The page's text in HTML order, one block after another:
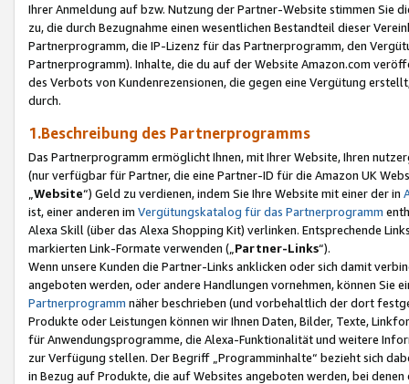
Ihrer Anmeldung auf bzw. Nutzung der Partner-Website stimmen Sie
zu, die durch Bezugnahme einen wesentlichen Bestandteil dieser
Partnerprogramm, die IP-Lizenz für das Partnerprogramm, den
Partnerprogramm). Inhalte, die du auf der Website Amazon.com
des Verbots von Kundenrezensionen, die gegen eine Vergütung
durch.
1.Beschreibung des Partnerprogramms
Das Partnerprogramm ermöglicht Ihnen, mit Ihrer Website, Ihren
(nur verfügbar für Partner, die eine Partner-ID für die Amazon UK
Website“) Geld zu verdienen, indem Sie Ihre Website mit einer der in
ist, einer anderen im Vergütungskatalog für das Partnerprogramm
Alexa Skill (über das Alexa Shopping Kit) verlinken. Entsprechende
markierten Link-Formate verwenden („ Partner-Links“).
Wenn unsere Kunden die Partner-Links anklicken oder sich damit
angeboten werden, oder andere Handlungen vornehmen, können Sie
Partnerprogramm näher beschrieben (und vorbehaltlich der dort
Produkte oder Leistungen können wir Ihnen Daten, Bilder, Texte,
für Anwendungsprogramme, die Alexa-Funktionalität und weitere
zur Verfügung stellen. Der Begriff „Programminhalte“ bezieht sich
in Bezug auf Produkte, die auf Websites angeboten werden, bei